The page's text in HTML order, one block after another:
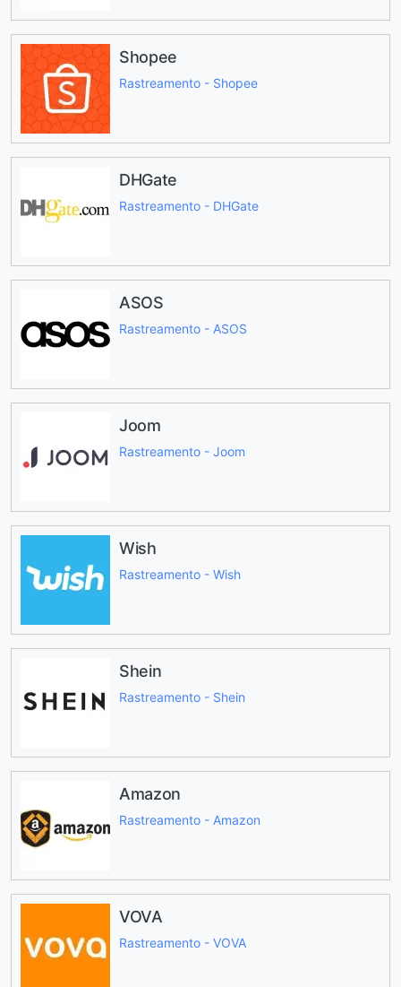
Shopee
Rastreamento - Shopee
DHGate
Rastreamento - DHGate
ASOS
Rastreamento - ASOS
Joom
Rastreamento - Joom
Wish
Rastreamento - Wish
Shein
Rastreamento - Shein
Amazon
Rastreamento - Amazon
VOVA
Rastreamento - VOVA